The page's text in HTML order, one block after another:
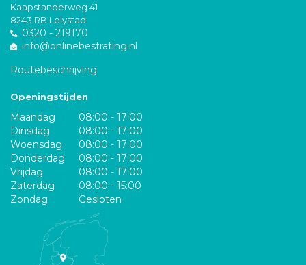
Kaapstanderweg 41
8243 RB Lelystad
0320 - 219170
info@onlinebestrating.nl
Routebeschrijving
Openingstijden
Maandag
08:00 - 17:00
Dinsdag
08:00 - 17:00
Woensdag
08:00 - 17:00
Donderdag
08:00 - 17:00
Vrijdag
08:00 - 17:00
Zaterdag
08:00 - 15:00
Zondag
Gesloten